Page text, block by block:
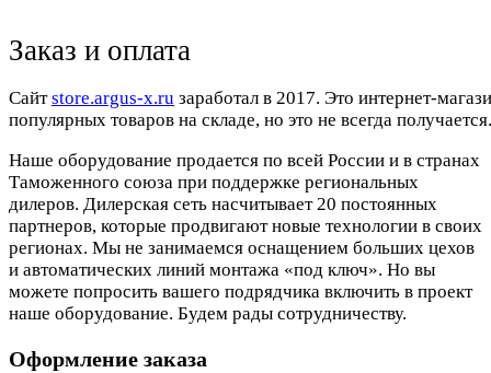
Заказ и оплата
Cайтstore.argus-x.ru заработал в 2017. Это интернет-
популярных товаров на складе, но это не всегда
Наше оборудование продается по всей России и в странах
Таможенного союза при поддержке региональных
дилеров. Дилерская сеть насчитывает 20 постоянных
партнеров, которые продвигают новые технологии в своих
регионах. Мы не занимаемся оснащением больших цехов
и автоматических линий монтажа «под ключ». Но вы
можете попросить вашего подрядчика включить в проект
наше оборудование. Будем рады сотрудничеству.
Оформление заказа